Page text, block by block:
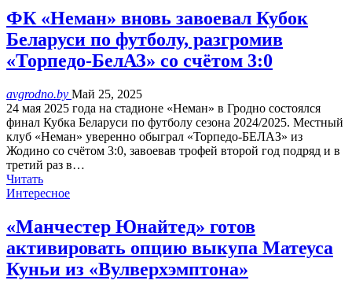
ФК «Неман» вновь завоевал Кубок
Беларуси по футболу, разгромив
«Торпедо-БелАЗ» со счётом 3:0
avgrodno.by Май 25, 2025
24 мая 2025 года на стадионе «Неман» в Гродно состоялся
финал Кубка Беларуси по футболу сезона 2024/2025. Местный
клуб «Неман» уверенно обыграл «Торпедо-БЕЛАЗ» из
Жодино со счётом 3:0, завоевав трофей второй год подряд и в
третий раз в…
Читать
Интересное
«Манчестер Юнайтед» готов
активировать опцию выкупа Матеуса
Куньи из «Вулверхэмптона»